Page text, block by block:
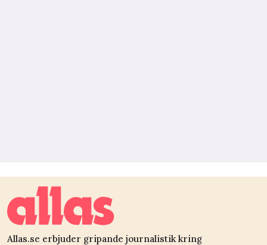
Allas.se erbjuder gripande journalistik kring